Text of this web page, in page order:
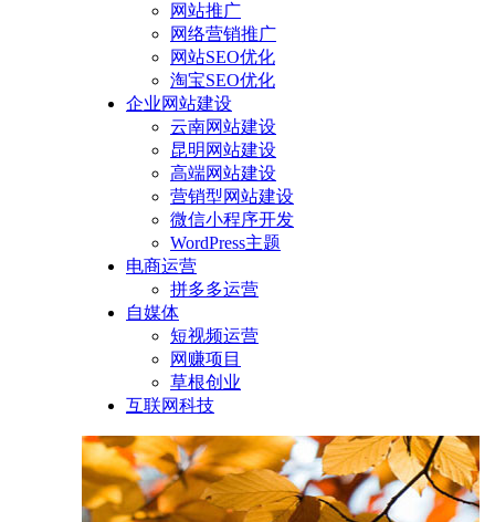
网站推广
网络营销推广
网站SEO优化
淘宝SEO优化
企业网站建设
云南网站建设
昆明网站建设
高端网站建设
营销型网站建设
微信小程序开发
WordPress主题
电商运营
拼多多运营
自媒体
短视频运营
网赚项目
草根创业
互联网科技